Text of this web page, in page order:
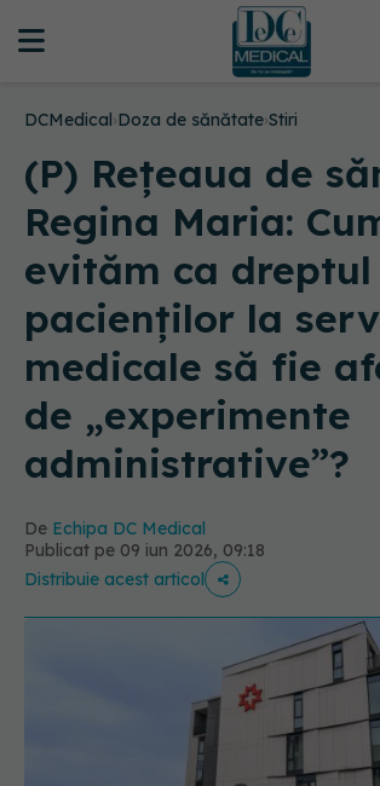
DCMedical›Doza de sănătate›Stiri
(P) Rețeaua de
Regina Maria:
evităm ca dreptul
pacienților la
medicale să fie
de „experimente
administrative”?
De Echipa DC Medical
Publicat pe 09 iun 2026, 09:18
Distribuie acest articol